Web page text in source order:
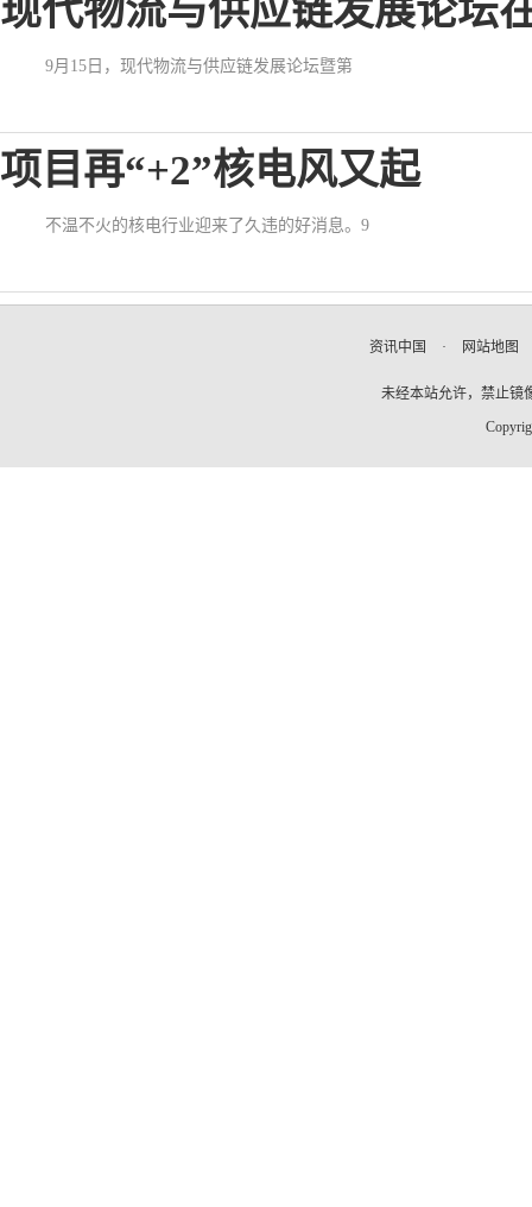
现代物流与供应链发展论坛
9月15日，现代物流与供应链发展论坛暨第
项目再“+2”核电风又起
不温不火的核电行业迎来了久违的好消息。9
资讯中国 · 网站地图
未经本站允许，禁止镜